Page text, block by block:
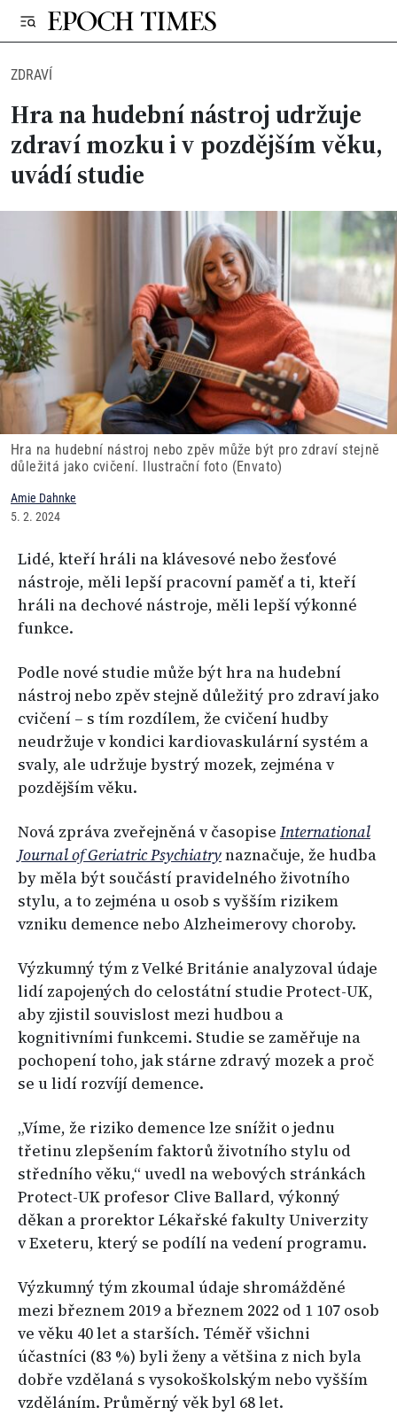
ZDRAVÍ
Hra na hudební nástroj udržuje
zdraví mozku i v pozdějším věku,
uvádí studie
Hra na hudební nástroj nebo zpěv může být pro zdraví stejně
důležitá jako cvičení. Ilustrační foto (Envato)
Amie Dahnke
5. 2. 2024
Lidé, kteří hráli na klávesové nebo žesťové
nástroje, měli lepší pracovní paměť a ti, kteří
hráli na dechové nástroje, měli lepší výkonné
funkce.
Podle nové studie může být hra na hudební
nástroj nebo zpěv stejně důležitý pro zdraví jako
cvičení – s tím rozdílem, že cvičení hudby
neudržuje v kondici kardiovaskulární systém a
svaly, ale udržuje bystrý mozek, zejména v
pozdějším věku.
Nová zpráva zveřejněná v časopise International
Journal of Geriatric Psychiatrynaznačuje, že hudba
by měla být součástí pravidelného životního
stylu, a to zejména u osob s vyšším rizikem
vzniku demence nebo Alzheimerovy choroby.
Výzkumný tým z Velké Británie analyzoval údaje
lidí zapojených do celostátní studie Protect-UK,
aby zjistil souvislost mezi hudbou a
kognitivními funkcemi. Studie se zaměřuje na
pochopení toho, jak stárne zdravý mozek a proč
se u lidí rozvíjí demence.
„Víme, že riziko demence lze snížit o jednu
třetinu zlepšením faktorů životního stylu od
středního věku,“ uvedl na webových stránkách
Protect-UK profesor Clive Ballard, výkonný
děkan a prorektor Lékařské fakulty Univerzity
v Exeteru, který se podílí na vedení programu.
Výzkumný tým zkoumal údaje shromážděné
mezi březnem 2019 a březnem 2022 od 1 107 osob
ve věku 40 let a starších. Téměř všichni
účastníci (83 %) byli ženy a většina z nich byla
dobře vzdělaná s vysokoškolským nebo vyšším
vzděláním. Průměrný věk byl 68 let.